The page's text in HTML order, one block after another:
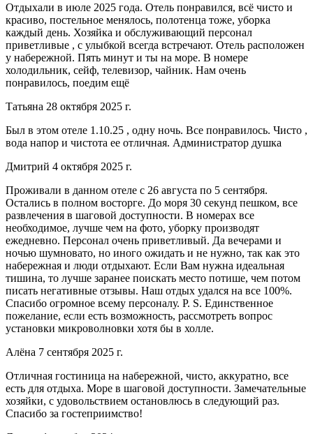
Отдыхали в июле 2025 года. Отель понравился, всё чисто и
красиво, постельное менялось, полотенца тоже, уборка
каждый день. Хозяйка и обслуживающий персонал
приветливые , с улыбкой всегда встречают. Отель расположен
у набережной. Пять минут и ты на море. В номере
холодильник, сейф, телевизор, чайник. Нам очень
понравилось, поедим ещё
Татьяна 28 октября 2025 г.
Был в этом отеле 1.10.25 , одну ночь. Все понравилось. Чисто ,
вода напор и чистота ее отличная. Администратор душка
Дмитрий 4 октября 2025 г.
Проживали в данном отеле с 26 августа по 5 сентября.
Остались в полном восторге. До моря 30 секунд пешком, все
развлечения в шаговой доступности. В номерах все
необходимое, лучше чем на фото, уборку производят
ежедневно. Персонал очень приветливый. Да вечерами и
ночью шумновато, но иного ожидать и не нужно, так как это
набережная и люди отдыхают. Если Вам нужна идеальная
тишина, то лучше заранее поискать место потише, чем потом
писать негативные отзывы. Наш отдых удался на все 100%.
Спасибо огромное всему персоналу. P. S. Единственное
пожелание, если есть возможность, рассмотреть вопрос
установки микроволновки хотя бы в холле.
Алёна 7 сентября 2025 г.
Отличная гостиница на набережной, чисто, аккуратно, все
есть для отдыха. Море в шаговой доступности. Замечательные
хозяйки, с удовольствием остановлюсь в следующий раз.
Спасибо за гостеприимство!